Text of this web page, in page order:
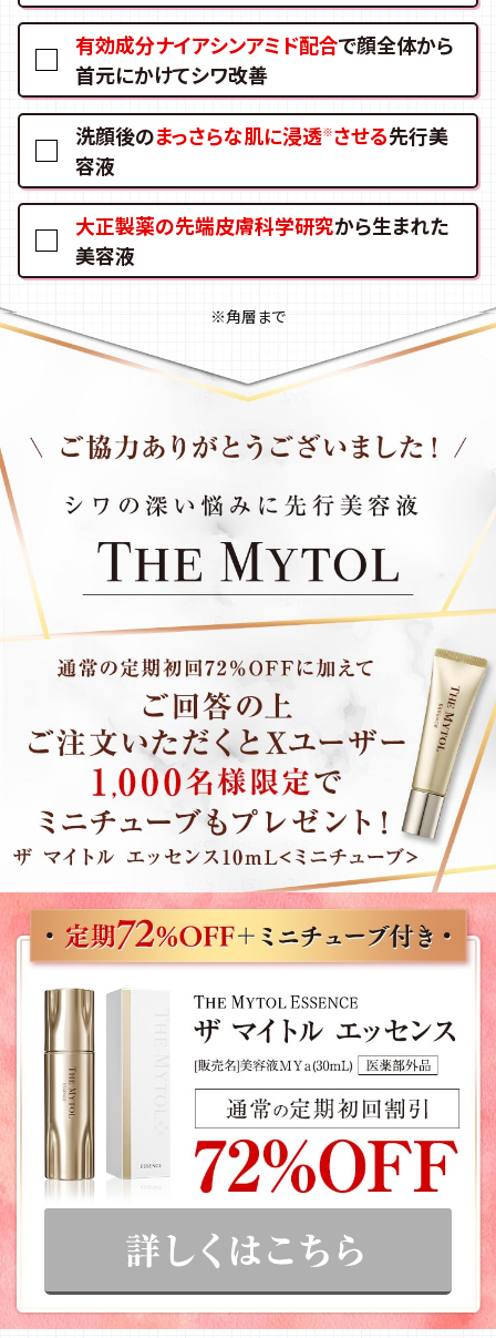
有効成分ナイアシンアミド配合で顔全体から
首元にかけてシワ改善
洗顔後のまっさらな肌に浸透※させる先行美
容液
大正製薬の先端皮膚科学研究から生まれた
美容液
※角層まで